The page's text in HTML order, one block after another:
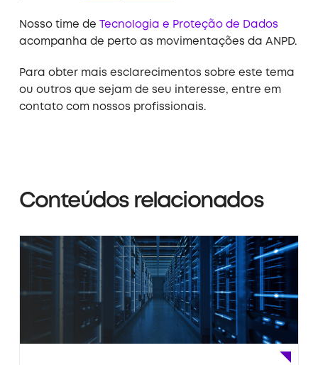
Nosso time de
Tecnologia e Proteção de Dados
acompanha de perto as movimentações da ANPD.
Para obter mais esclarecimentos sobre este tema
ou outros que sejam de seu interesse, entre em
contato com nossos profissionais.
Conteúdos relacionados